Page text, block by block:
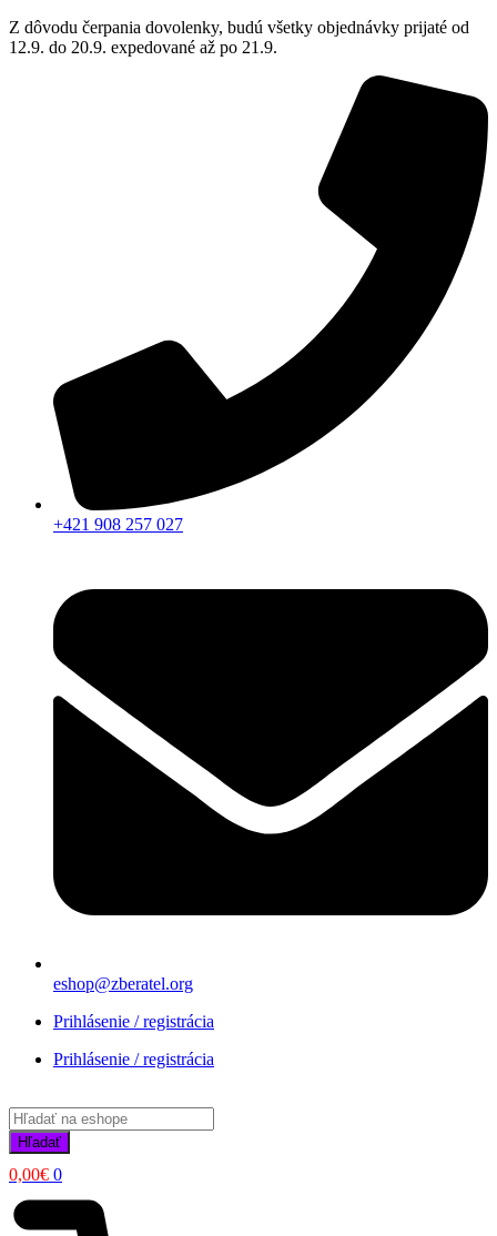
Z dôvodu čerpania dovolenky, budú všetky objednávky prijaté od
12.9. do 20.9. expedované až po 21.9.
+421 908 257 027
eshop@zberatel.org
Prihlásenie / registrácia
Prihlásenie / registrácia
Products
search
Hľadať
0,00€ 0